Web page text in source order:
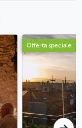
Offerta speciale